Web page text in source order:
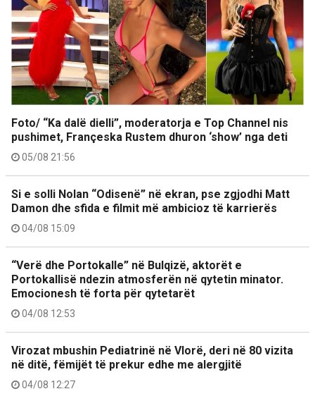
Foto/ “Ka dalë dielli”, moderatorja e Top Channel nis
pushimet, Françeska Rustem dhuron ‘show’ nga deti
05/08 21:56
Si e solli Nolan “Odisenë” në ekran, pse zgjodhi Matt
Damon dhe sfida e filmit më ambicioz të karrierës
04/08 15:09
“Verë dhe Portokalle” në Bulqizë, aktorët e
Portokallisë ndezin atmosferën në qytetin minator.
Emocionesh të forta për qytetarët
04/08 12:53
Virozat mbushin Pediatrinë në Vlorë, deri në 80 vizita
në ditë, fëmijët të prekur edhe me alergjitë
04/08 12:27